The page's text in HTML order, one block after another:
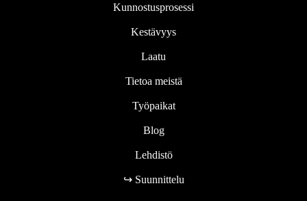
Kunnostusprosessi
Kestävyys
Laatu
Tietoa meistä
Työpaikat
Blog
Lehdistö
↪ Suunnittelu